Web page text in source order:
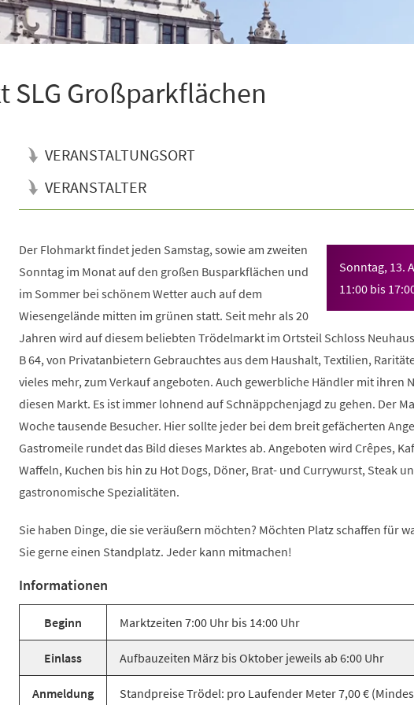
SLG Großparkflächen
VERANSTALTUNGSORT
VERANSTALTER
Sonntag, 13.
11:00 bis
Der Flohmarkt findet jeden Samstag, sowie am zweiten
Sonntag im Monat auf den großen Busparkflächen und
im Sommer bei schönem Wetter auch auf dem
Wiesengelände mitten im grünen statt. Seit mehr als 20
Jahren wird auf diesem beliebten Trödelmarkt im Ortsteil Schloss
B 64, von Privatanbietern Gebrauchtes aus dem Haushalt, Textilien,
vieles mehr, zum Verkauf angeboten. Auch gewerbliche Händler mit ihren
diesen Markt. Es ist immer lohnend auf Schnäppchenjagd zu gehen. Der
Woche tausende Besucher. Hier sollte jeder bei dem breit gefächerten
Gastromeile rundet das Bild dieses Marktes ab. Angeboten wird Crêpes,
Waffeln, Kuchen bis hin zu Hot Dogs, Döner, Brat- und Currywurst, Steak
gastronomische Spezialitäten.
Sie haben Dinge, die sie veräußern möchten? Möchten Platz schaffen für
Sie gerne einen Standplatz. Jeder kann mitmachen!
Informationen
Beginn Marktzeiten 7:00 Uhr bis 14:00 Uhr
Einlass Aufbauzeiten März bis Oktober jeweils ab 6:00 Uhr
Anmeldung Standpreise Trödel: pro Laufender Meter 7,00 €